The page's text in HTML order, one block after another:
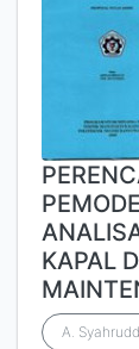
KAPAL
A.